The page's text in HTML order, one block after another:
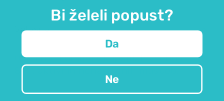
Splošno
Olje črne kumine v kapsulah vsebuje
84% aktivnih nenasičenih maščob.
Bi želeli popust?
Da
Ne